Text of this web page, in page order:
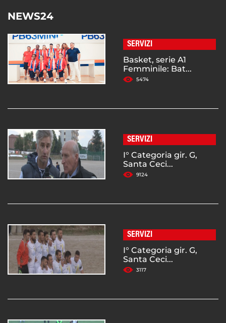
NEWS24
SERVIZI
Basket, serie A1
Femminile: Bat...
5474
SERVIZI
I° Categoria gir. G,
Santa Ceci...
9124
SERVIZI
I° Categoria gir. G,
Santa Ceci...
3117